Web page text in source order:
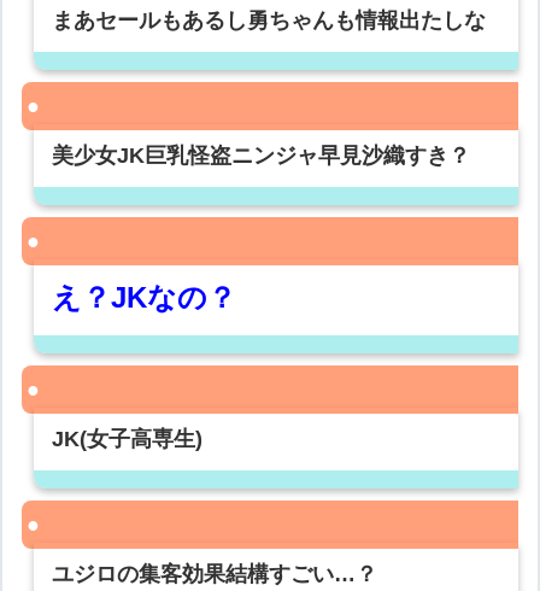
まあセールもあるし勇ちゃんも情報出たしな
美少女JK巨乳怪盗ニンジャ早見沙織すき？
え？JKなの？
JK(女子高専生)
ユジロの集客効果結構すごい…？